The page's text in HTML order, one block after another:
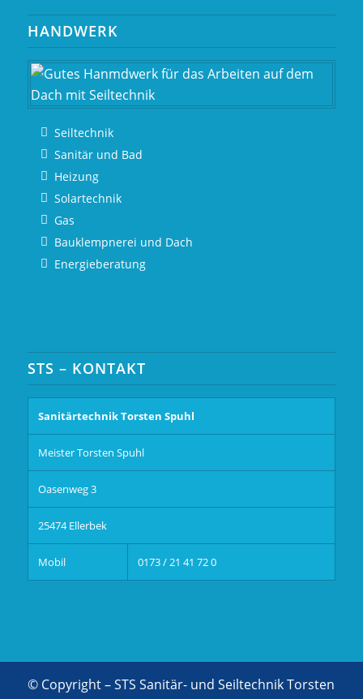
HANDWERK
Seiltechnik
Sanitär und Bad
Heizung
Solartechnik
Gas
Bauklempnerei und Dach
Energieberatung
STS – KONTAKT
Sanitärtechnik Torsten Spuhl
Meister Torsten Spuhl
Oasenweg 3
25474 Ellerbek
Mobil 0173 / 21 41 72 0
© Copyright – STS Sanitär- und Seiltechnik Torsten